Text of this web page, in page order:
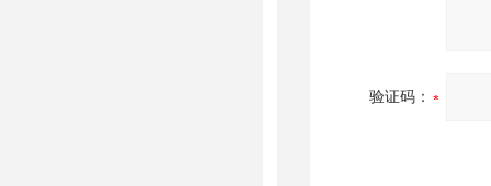
验证码：